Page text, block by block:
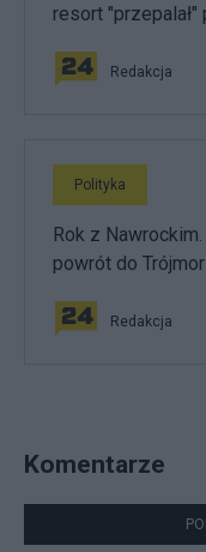
resort
Redakcja
Polityka
Rok z
powrót do
Redakcja
Komentarze